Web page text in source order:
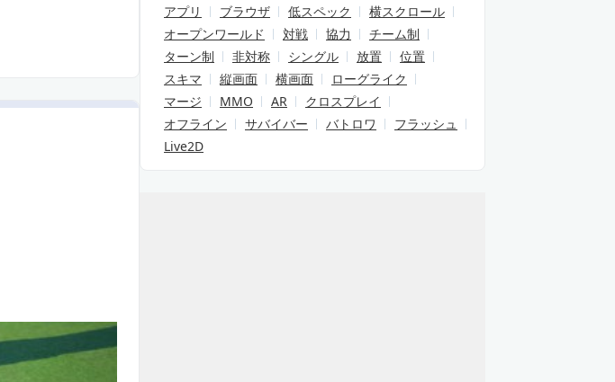
アプリ ブラウザ 低スペック
横スクロール
オープンワールド
対戦 協力
チーム制
ターン制
非対称 シングル 放置
位置
スキマ
縦画面 横画面
ローグライク
マージ
MMO AR
クロスプレイ
オフライン
サバイバー バトロワ
フラッシュ
Live2D